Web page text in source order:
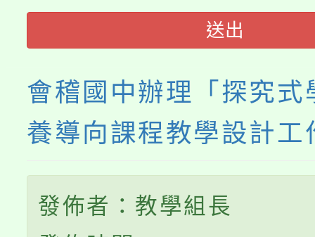
送出
會稽國中辦理「探究式
養導向課程教學設計工
發佈者：教學組長